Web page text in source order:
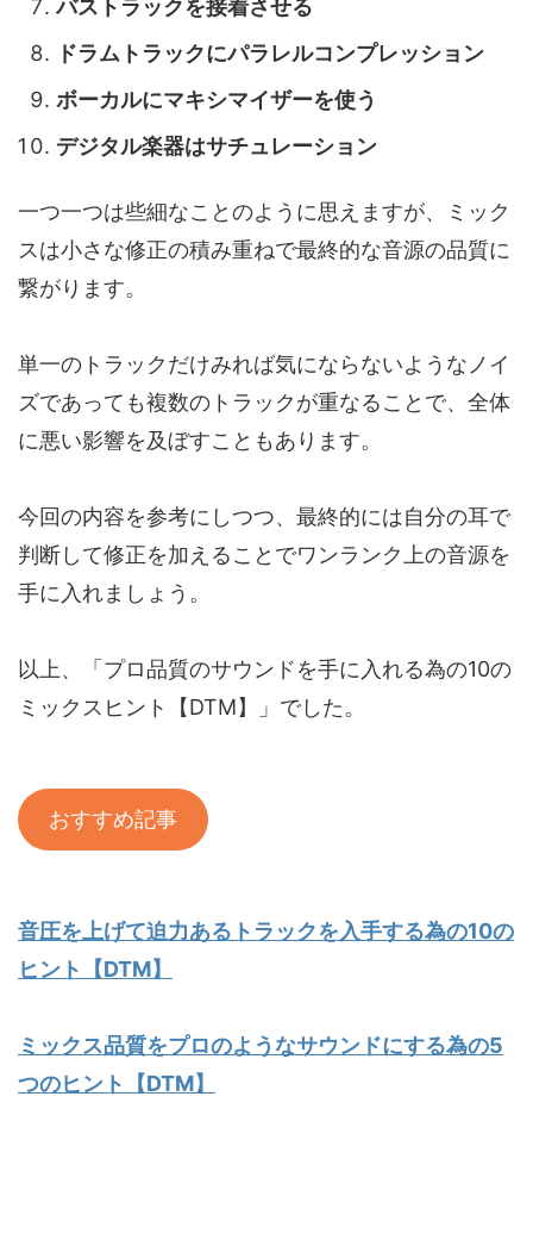
バストラックを接着させる
ドラムトラックにパラレルコンプレッション
ボーカルにマキシマイザーを使う
デジタル楽器はサチュレーション
一つ一つは些細なことのように思えますが、ミック
スは小さな修正の積み重ねで最終的な音源の品質に
繋がります。
単一のトラックだけみれば気にならないようなノイ
ズであっても複数のトラックが重なることで、全体
に悪い影響を及ぼすこともあります。
今回の内容を参考にしつつ、最終的には自分の耳で
判断して修正を加えることでワンランク上の音源を
手に入れましょう。
以上、「プロ品質のサウンドを手に入れる為の10の
ミックスヒント【DTM】」でした。
おすすめ記事
音圧を上げて迫力あるトラックを入手する為の10の
ヒント【DTM】
ミックス品質をプロのようなサウンドにする為の5
つのヒント【DTM】